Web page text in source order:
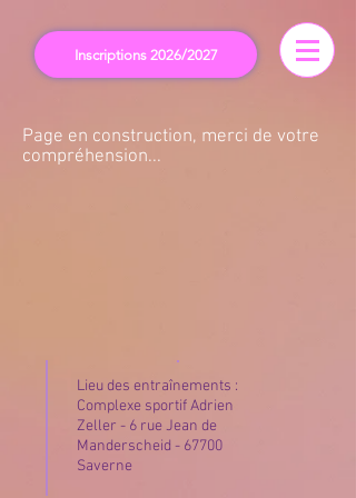
Inscriptions 2026/2027
Page en construction, merci de votre
compréhension...
Lieu des entraînements :
Complexe sportif Adrien
Zeller - 6 rue Jean de
Manderscheid - 67700
Saverne